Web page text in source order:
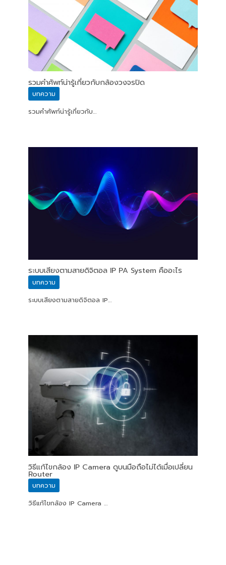
รวมคำศัพท์น่ารู้เกี่ยวกับกล้องวงจรปิด
บทความ
รวมคำศัพท์น่ารู้เกี่ยวกับ…
ระบบเสียงตามสายดิจิตอล IP PA System คืออะไร
บทความ
ระบบเสียงตามสายดิจิตอล IP…
วิธีแก้ไขกล้อง IP Camera ดูบนมือถือไม่ได้เมื่อเปลี่ยน
Router
บทความ
วิธีแก้ไขกล้อง IP Camera …